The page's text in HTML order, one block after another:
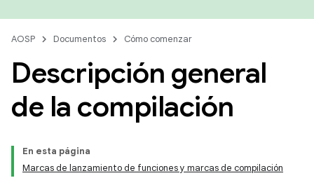
AOSP Documentos Cómo comenzar
Descripción general
de la compilación
En esta página
Marcas de lanzamiento de funciones y marcas de compilación